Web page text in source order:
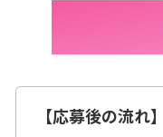
【応募後の流れ】